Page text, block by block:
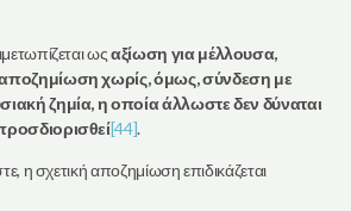
ωςαξίωση για μέλλουσα,
χωρίς, όμως, σύνδεση με
ζημία, η οποία άλλωστε δεν δύναται
[44].
η σχετική αποζημίωση επιδικάζεται